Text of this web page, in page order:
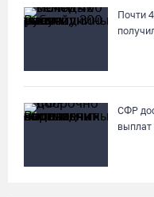
04.08.26 / 17:01
вечерней Вологды»
Почти
СФР